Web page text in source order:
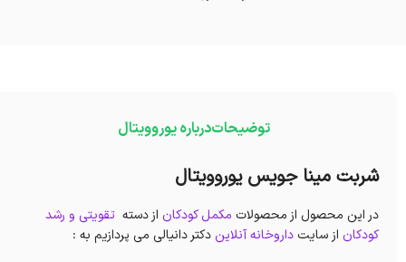
توضیحاتدرباره یوروویتال
شربت مینا جویس یوروویتال
در این محصول از محصولات مکمل کودکان از دسته تقویتی و رشد
کودکان از سایتداروخانه آنلاین دکتر دانیالی می پردازیم به :